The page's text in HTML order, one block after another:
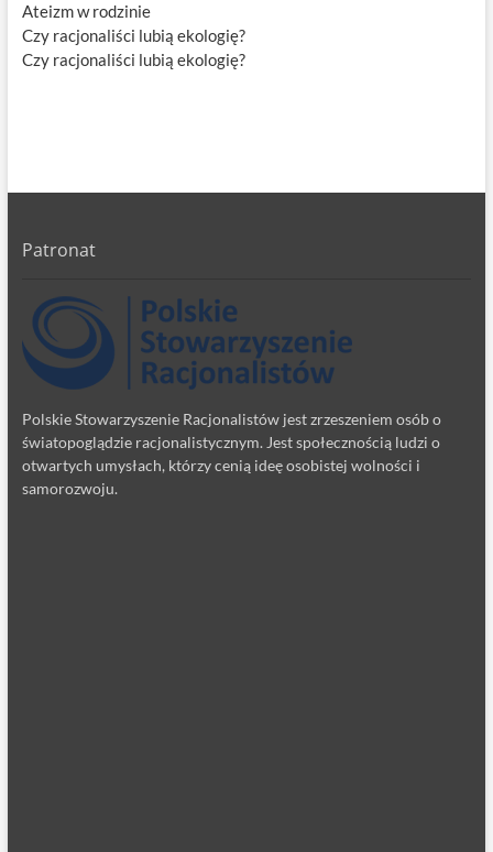
Ateizm w rodzinie
Czy racjonaliści lubią ekologię?
Czy racjonaliści lubią ekologię?
Patronat
Polskie Stowarzyszenie Racjonalistów jest zrzeszeniem osób o
światopoglądzie racjonalistycznym. Jest społecznością ludzi o
otwartych umysłach, którzy cenią ideę osobistej wolności i
samorozwoju.